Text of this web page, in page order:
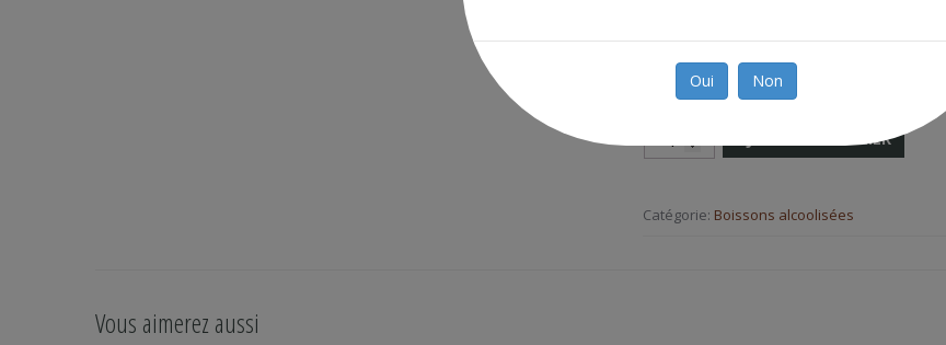
30.70 €
RHUMFU350U
AJOUTER AU PANIER
Catégorie: Boissons alcoolisées
Vous aimerez aussi
Oui Non